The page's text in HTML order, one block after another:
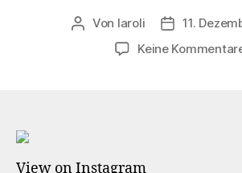
Beitragsautor
Von laroli
11.
Keine
View on Instagram